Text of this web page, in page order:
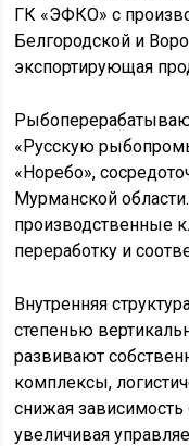
ГК «ЭФКО» с
Белгородской и
экспортирующая
«Русскую
«Норебо»,
Мурманской
производственные
переработку и
Внутренняя
степенью
развивают
комплексы,
снижая
увеличивая